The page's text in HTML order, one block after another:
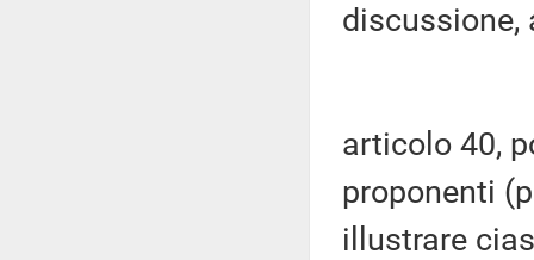
discussione,
articolo 40,
proponenti
illustrare